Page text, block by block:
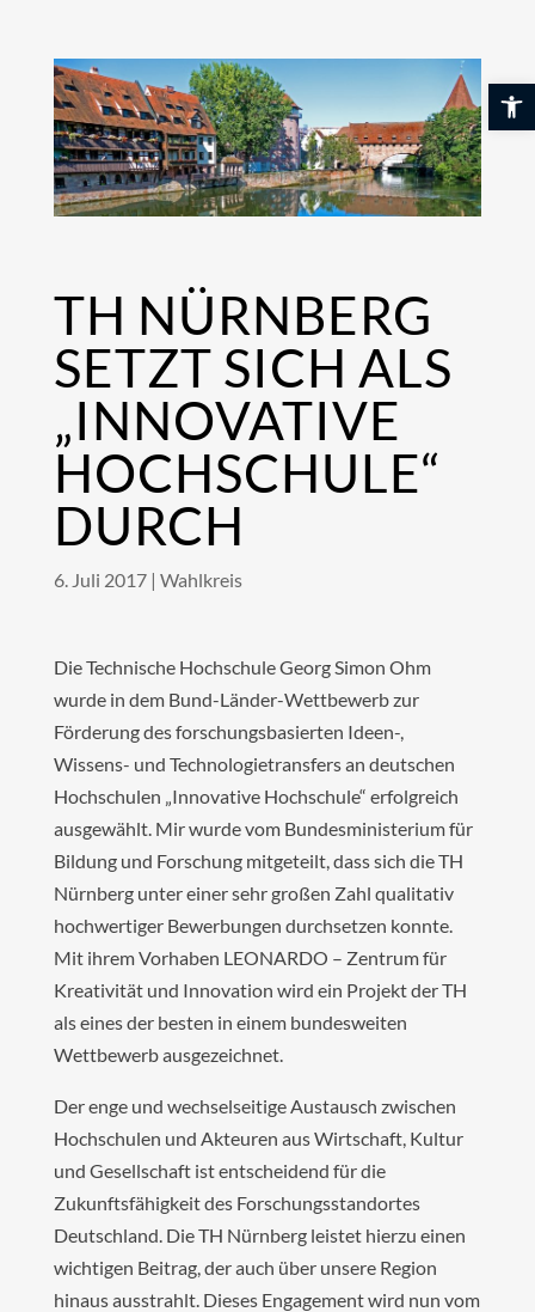
content
TH NÜRNBERG
SETZT SICH ALS
„INNOVATIVE
HOCHSCHULE“
DURCH
6. Juli 2017| Wahlkreis
Die Technische Hochschule Georg Simon Ohm
wurde in dem Bund-Länder-Wettbewerb zur
Förderung des forschungsbasierten Ideen-,
Wissens- und Technologietransfers an deutschen
Hochschulen „Innovative Hochschule“ erfolgreich
ausgewählt. Mir wurde vom Bundesministerium für
Bildung und Forschung mitgeteilt, dass sich die TH
Nürnberg unter einer sehr großen Zahl qualitativ
hochwertiger Bewerbungen durchsetzen konnte.
Mit ihrem Vorhaben LEONARDO – Zentrum für
Kreativität und Innovation wird ein Projekt der TH
als eines der besten in einem bundesweiten
Wettbewerb ausgezeichnet.
Der enge und wechselseitige Austausch zwischen
Hochschulen und Akteuren aus Wirtschaft, Kultur
und Gesellschaft ist entscheidend für die
Zukunftsfähigkeit des Forschungsstandortes
Deutschland. Die TH Nürnberg leistet hierzu einen
wichtigen Beitrag, der auch über unsere Region
hinaus ausstrahlt. Dieses Engagement wird nun vom